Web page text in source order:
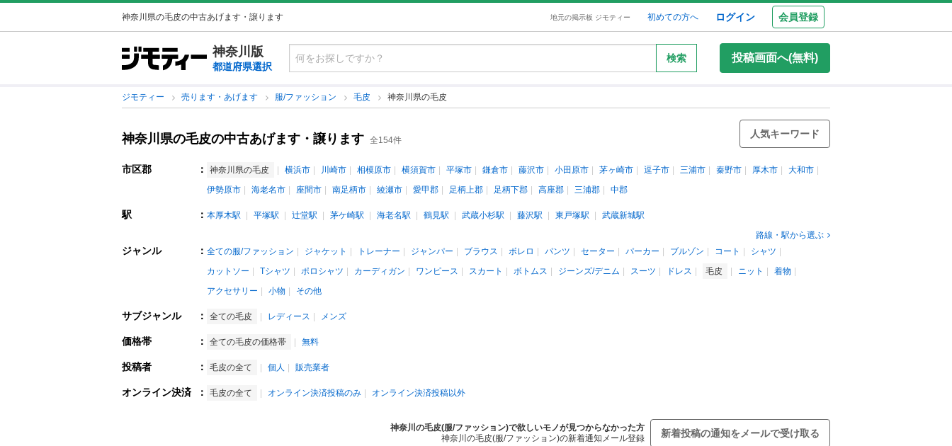
神奈川県の毛皮の中古あげます・譲ります 地元の掲示板 ジモティー 初めての方へ ログイン 会員登録
神奈川版
都道府県選択
検索 投稿画面へ(無料)
ジモティー 売ります・あげます 服/ファッション 毛皮 神奈川県の毛皮
神奈川県の毛皮の中古あげます・譲ります 全154件
人気キーワード
市区郡 ： 神奈川県の毛皮 横浜市 川崎市 相模原市 横須賀市 平塚市 鎌倉市 藤沢市 小田原市 茅ヶ崎市 逗子市 三浦市 秦野市 厚木市
大和市
伊勢原市
海老名市 座間市 南足柄市 綾瀬市 愛甲郡 足柄上郡 足柄下郡 高座郡 三浦郡 中郡
駅 ： 本厚木駅 平塚駅 辻堂駅 茅ケ崎駅 海老名駅 鶴見駅 武蔵小杉駅 藤沢駅 東戸塚駅
武蔵新城駅
路線・駅から選ぶ
ジャンル ： 全ての服/ファッション ジャケット トレーナー ジャンパー ブラウス ボレロ パンツ セーター パーカー ブルゾン コート
シャツ
カットソー
Tシャツ ポロシャツ カーディガン ワンピース スカート ボトムス ジーンズ/デニム スーツ ドレス 毛皮 ニット
着物
アクセサリー
小物 その他
サブジャンル ： 全ての毛皮 レディース メンズ
価格帯 ： 全ての毛皮の価格帯 無料
投稿者 ： 毛皮の全て 個人 販売業者
オンライン決済 ： 毛皮の全て オンライン決済投稿のみ オンライン決済投稿以外
神奈川の毛皮(服/ファッション)で欲しいモノが見つからなかった方
神奈川の毛皮(服/ファッション)の新着通知メール登録
新着投稿の通知をメールで受け取る